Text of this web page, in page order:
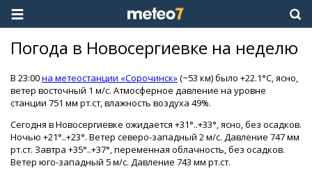
Погода в Новосергиевке на неделю
В 23:00на метеостанции «Сорочинск»(~53 км) было +22.1°C, ясно,
ветер восточный 1 м/с. Атмосферное давление на уровне
станции 751 мм рт.ст, влажность воздуха 49%.
Сегодня в Новосергиевке ожидается +31°..+33°, ясно, без осадков.
Ночью +21°..+23°. Ветер северо-западный 2 м/с. Давление 747 мм
рт.ст. Завтра +35°..+37°, переменная облачность, без осадков.
Ветер юго-западный 5 м/с. Давление 743 мм рт.ст.